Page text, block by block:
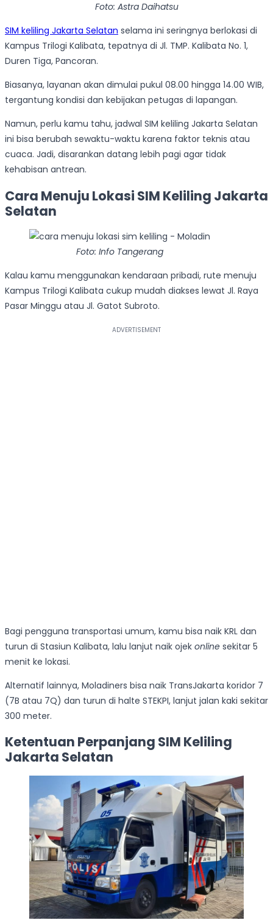
Foto: Astra Daihatsu
SIM keliling Jakarta Selatan selama ini seringnya berlokasi di
Kampus Trilogi Kalibata, tepatnya di Jl. TMP. Kalibata No. 1,
Duren Tiga, Pancoran.
Biasanya, layanan akan dimulai pukul 08.00 hingga 14.00 WIB,
tergantung kondisi dan kebijakan petugas di lapangan.
Namun, perlu kamu tahu, jadwal SIM keliling Jakarta Selatan
ini bisa berubah sewaktu-waktu karena faktor teknis atau
cuaca. Jadi, disarankan datang lebih pagi agar tidak
kehabisan antrean.
Cara Menuju Lokasi SIM Keliling Jakarta
Selatan
Foto: Info Tangerang
Kalau kamu menggunakan kendaraan pribadi, rute menuju
Kampus Trilogi Kalibata cukup mudah diakses lewat Jl. Raya
Pasar Minggu atau Jl. Gatot Subroto.
Bagi pengguna transportasi umum, kamu bisa naik KRL dan
turun di Stasiun Kalibata, lalu lanjut naik ojek online sekitar 5
menit ke lokasi.
Alternatif lainnya, Moladiners bisa naik TransJakarta koridor 7
(7B atau 7Q) dan turun di halte STEKPI, lanjut jalan kaki sekitar
300 meter.
Ketentuan Perpanjang SIM Keliling
Jakarta Selatan